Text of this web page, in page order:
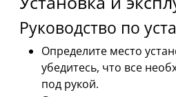
Руководство по
Определите место
убедитесь, что все
под рукой.